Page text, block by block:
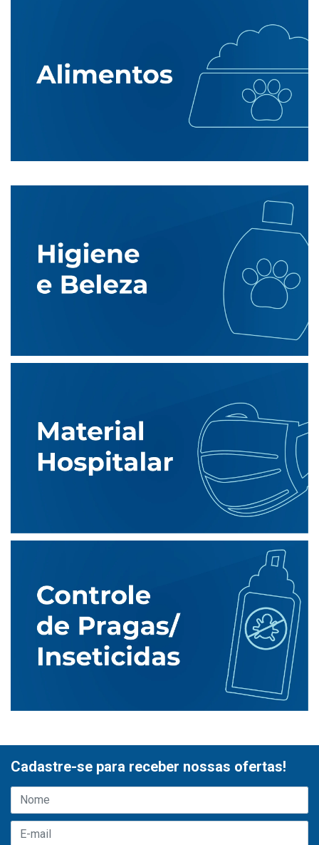
Cadastre-se para receber nossas ofertas!